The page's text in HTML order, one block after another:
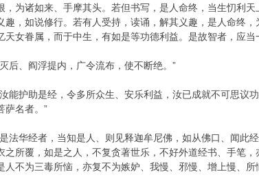
为诸如来、手摩其头。若但书写，是人命终，当生忉利
，如说修行。若有人受持，读诵，解其义趣，是人命终
女眷属，而于中生，有如是等功德利益。是故智者，应
、阎浮提内，广令流布，使不断绝。”
护助是经，令多所众生、安乐利益，汝已成就不可思议
萨名者。”
华经者，当知是人、则见释迦牟尼佛，如从佛口、闻此
所覆，如是之人，不复贪著世乐，不好外道经书、手笔
不为三毒所恼，亦复不为嫉妒、我慢、邪慢、增上慢、